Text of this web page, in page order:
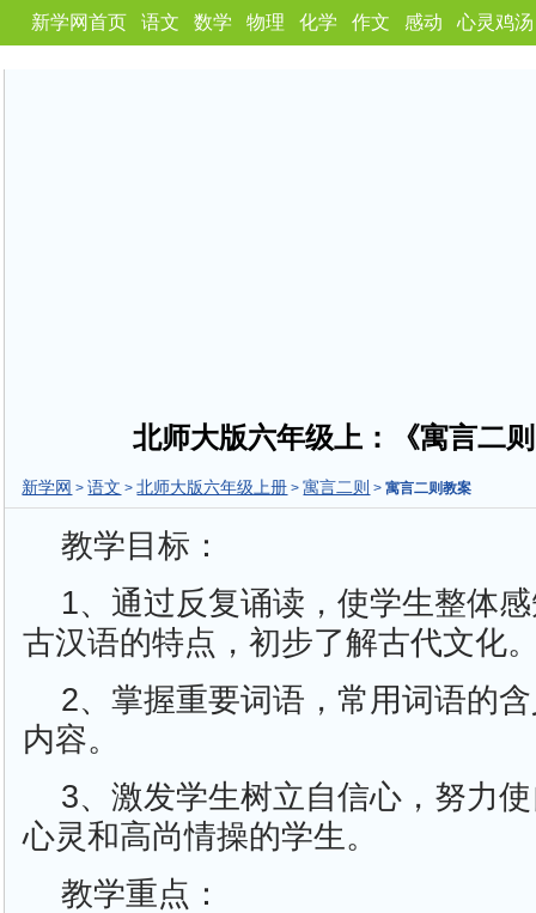
新学网首页 语文 数学 物理 化学 作文 感动 心灵鸡汤
北师大版六年级上：《寓言二
新学网 >语文 >北师大版六年级上册 >寓言二则 >寓言二则教案
教学目标：
1、通过反复诵读，使学生整体
古汉语的特点，初步了解古代文化
2、掌握重要词语，常用词语的
内容。
3、激发学生树立自信心，努力
心灵和高尚情操的学生。
教学重点：